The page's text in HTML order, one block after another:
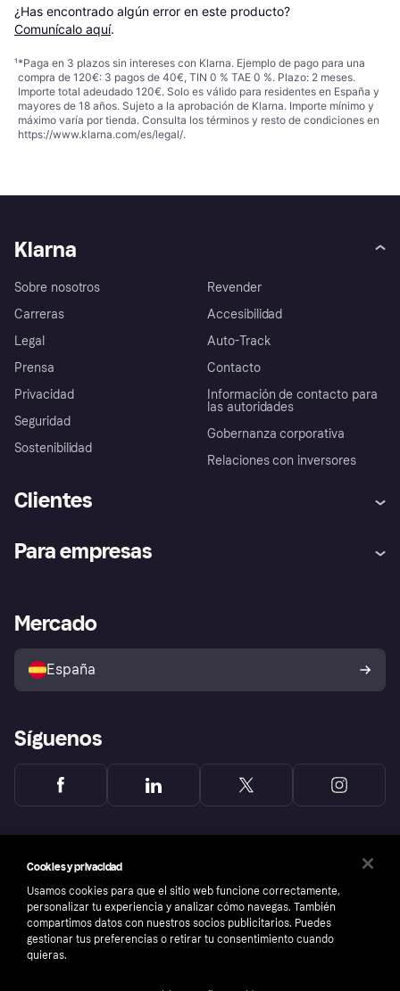
¿Has encontrado algún error en este producto?
Comunícalo aquí.
¹*Paga en 3 plazos sin intereses con Klarna. Ejemplo de pago para una
compra de 120€: 3 pagos de 40€, TIN 0 % TAE 0 %. Plazo: 2 meses.
Importe total adeudado 120€. Solo es válido para residentes en España y
mayores de 18 años. Sujeto a la aprobación de Klarna. Importe mínimo y
máximo varía por tienda. Consulta los términos y resto de condiciones en
https://www.klarna.com/es/legal/.
Klarna
Sobre nosotros
Carreras
Legal
Prensa
Privacidad
Seguridad
Sostenibilidad
Revender
Accesibilidad
Auto-Track
Contacto
Información de contacto para
las autoridades
Gobernanza corporativa
Relaciones con inversores
Clientes
Inicio de sesión
Directorio de tiendas
Política de protección al
comprador de Klarna
Reclamaciones
Para empresas
Acceso empresas
Mercado
España
Síguenos
Cookies y privacidad
Usamos cookies para que el sitio web funcione correctamente,
personalizar tu experiencia y analizar cómo navegas. También
compartimos datos con nuestros socios publicitarios. Puedes
gestionar tus preferencias o retirar tu consentimiento cuando
quieras.